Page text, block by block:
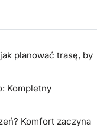
planować trasę, by
Kompletny
Komfort zaczyna